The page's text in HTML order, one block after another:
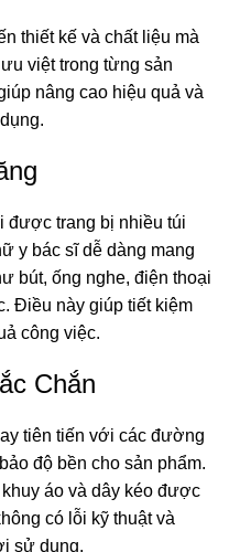
thiết kế và chất liệu mà
việt trong từng sản
nâng cao hiệu quả và
được trang bị nhiều túi
y bác sĩ dễ dàng mang
bút, ống nghe, điện thoại
Điều này giúp tiết kiệm
công việc.
Chắn
tiên tiến với các đường
độ bền cho sản phẩm.
áo và dây kéo được
có lỗi kỹ thuật và
sử dụng.